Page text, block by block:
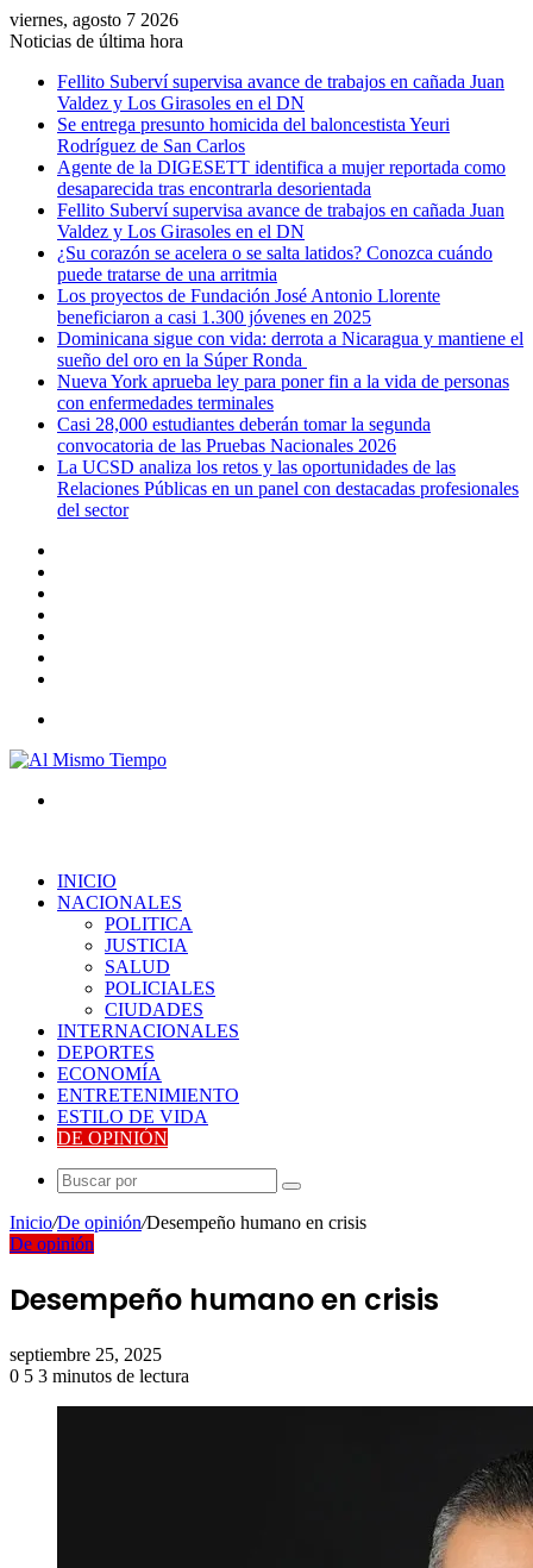
viernes, agosto 7 2026
Noticias de última hora
Fellito Suberví supervisa avance de trabajos en cañada Juan
Valdez y Los Girasoles en el DN
Se entrega presunto homicida del baloncestista Yeuri
Rodríguez de San Carlos
Agente de la DIGESETT identifica a mujer reportada como
desaparecida tras encontrarla desorientada
Fellito Suberví supervisa avance de trabajos en cañada Juan
Valdez y Los Girasoles en el DN
¿Su corazón se acelera o se salta latidos? Conozca cuándo
puede tratarse de una arritmia
Los proyectos de Fundación José Antonio Llorente
beneficiaron a casi 1.300 jóvenes en 2025
Dominicana sigue con vida: derrota a Nicaragua y mantiene el
sueño del oro en la Súper Ronda
Nueva York aprueba ley para poner fin a la vida de personas
con enfermedades terminales
Casi 28,000 estudiantes deberán tomar la segunda
convocatoria de las Pruebas Nacionales 2026
La UCSD analiza los retos y las oportunidades de las
Relaciones Públicas en un panel con destacadas profesionales
del sector
INICIO
NACIONALES
POLITICA
JUSTICIA
SALUD
POLICIALES
CIUDADES
INTERNACIONALES
DEPORTES
ECONOMÍA
ENTRETENIMIENTO
ESTILO DE VIDA
DE OPINIÓN
Buscar
Inicio/De opinión/Desempeño humano en crisis
De opinión
Desempeño humano en crisis
septiembre 25, 2025
0 5 3 minutos de lectura